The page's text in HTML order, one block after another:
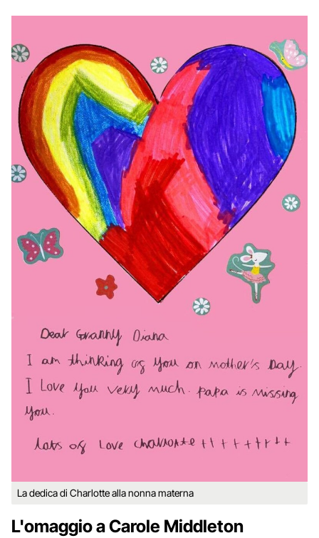
La dedica di Charlotte alla nonna materna
L'omaggio a Carole Middleton